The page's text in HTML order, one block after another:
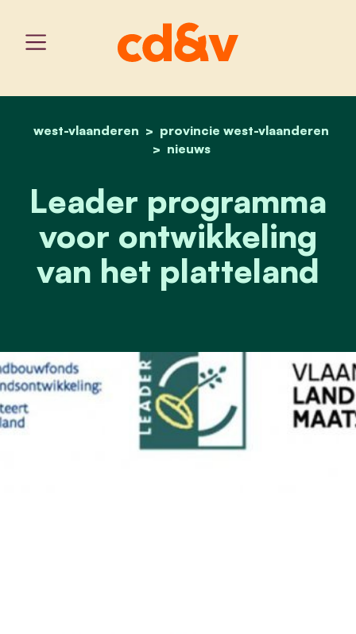
home
west-vlaanderen
provincie west-vlaanderen
nieuws
leader
Leader programma
voor ontwikkeling
van het platteland